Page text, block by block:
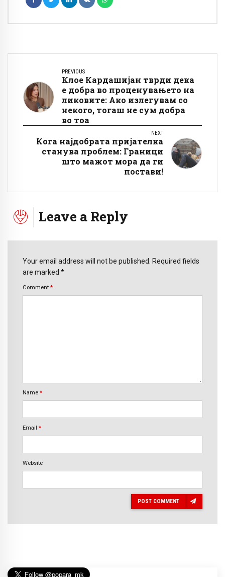
PREVIOUS
Клое Кардашијан тврди дека
е добра во проценувањето на
ликовите: Ако излегувам со
некого, тогаш не сум добра
во тоа
NEXT
Кога најдобрата пријателка
станува проблем: Граници
што мажот мора да ги
постави!
Leave a Reply
Your email address will not be published. Required fields
are marked *
Comment *
Name *
Email *
Website
POST COMMENT